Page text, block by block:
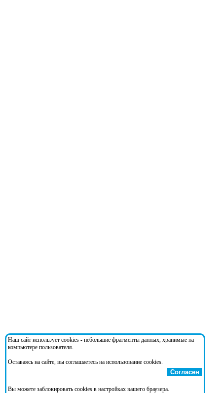
Наш сайт использует cookies - небольшие фрагменты данных, хранимые на
компьютере пользователя.
Оставаясь на сайте, вы соглашаетесь на использование cookies.
Согласен
Вы можете заблокировать cookies в настройках вашего браузера.